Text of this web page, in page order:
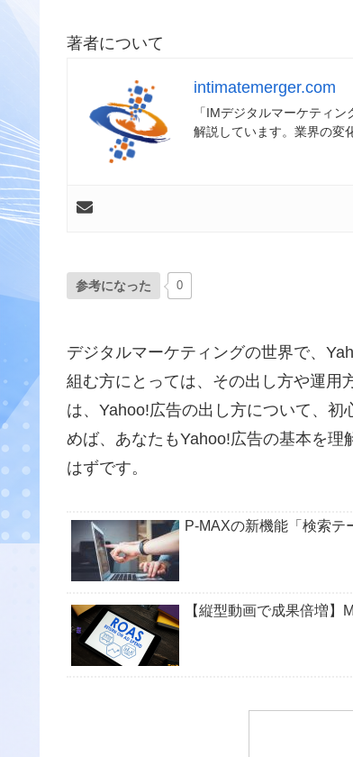
著者について
intimatemerger.com
「IMデジタルマーケティ
解説しています。業界の変
参考になった 0
デジタルマーケティングの世界で、
組む方にとっては、その出し方や運用
は、Yahoo!広告の出し方について、
めば、あなたもYahoo!広告の基本を
はずです。
P-MAXの新機能「検索テ
【縦型動画で成果倍増】